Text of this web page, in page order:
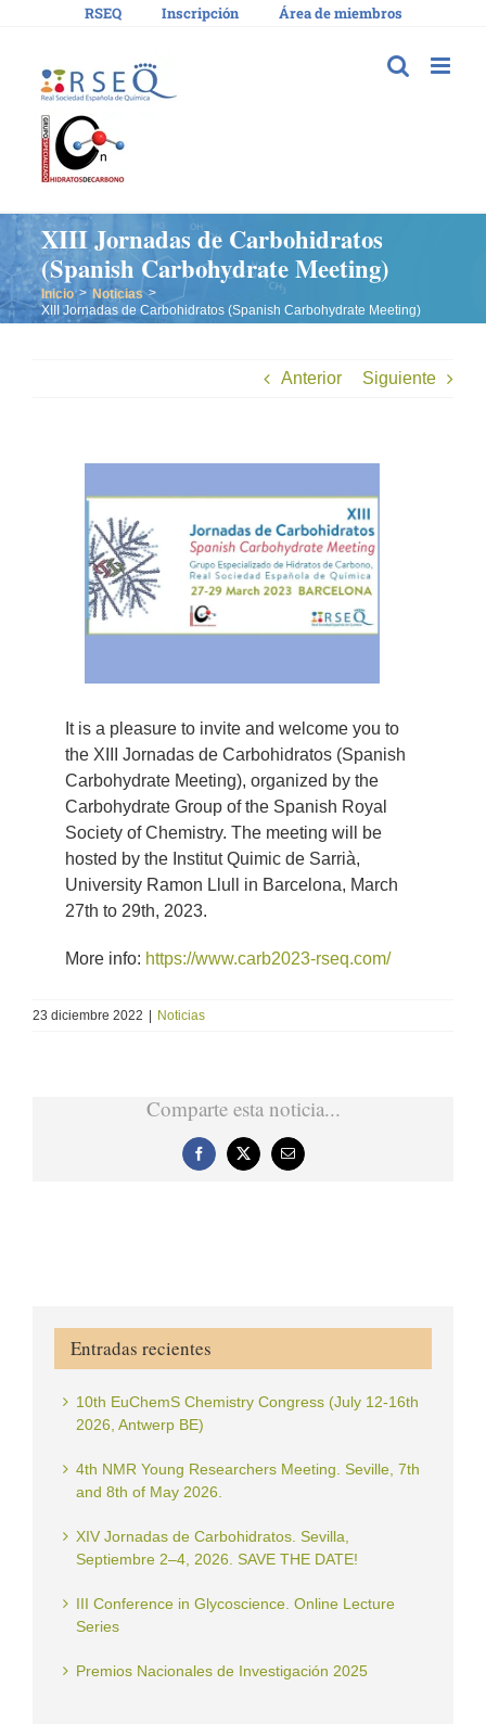
RSEQ Inscripción Área de miembros
XIII Jornadas de Carbohidratos
(Spanish Carbohydrate Meeting)
Inicio
Noticias
XIII Jornadas de Carbohidratos (Spanish Carbohydrate Meeting)
Anterior Siguiente
imagen
más
grande
It is a pleasure to invite and welcome you to
the XIII Jornadas de Carbohidratos (Spanish
Carbohydrate Meeting), organized by the
Carbohydrate Group of the Spanish Royal
Society of Chemistry. The meeting will be
hosted by the Institut Quimic de Sarrià,
University Ramon Llull in Barcelona, March
27th to 29th, 2023.
More info: https://www.carb2023-rseq.com/
23 diciembre 2022 Noticias
Comparte esta noticia...
Facebook
X
Correo
electrónico
Entradas recientes
10th EuChemS Chemistry Congress (July 12-16th
2026, Antwerp BE)
4th NMR Young Researchers Meeting. Seville, 7th
and 8th of May 2026.
XIV Jornadas de Carbohidratos. Sevilla,
Septiembre 2–4, 2026. SAVE THE DATE!
III Conference in Glycoscience. Online Lecture
Series
Premios Nacionales de Investigación 2025